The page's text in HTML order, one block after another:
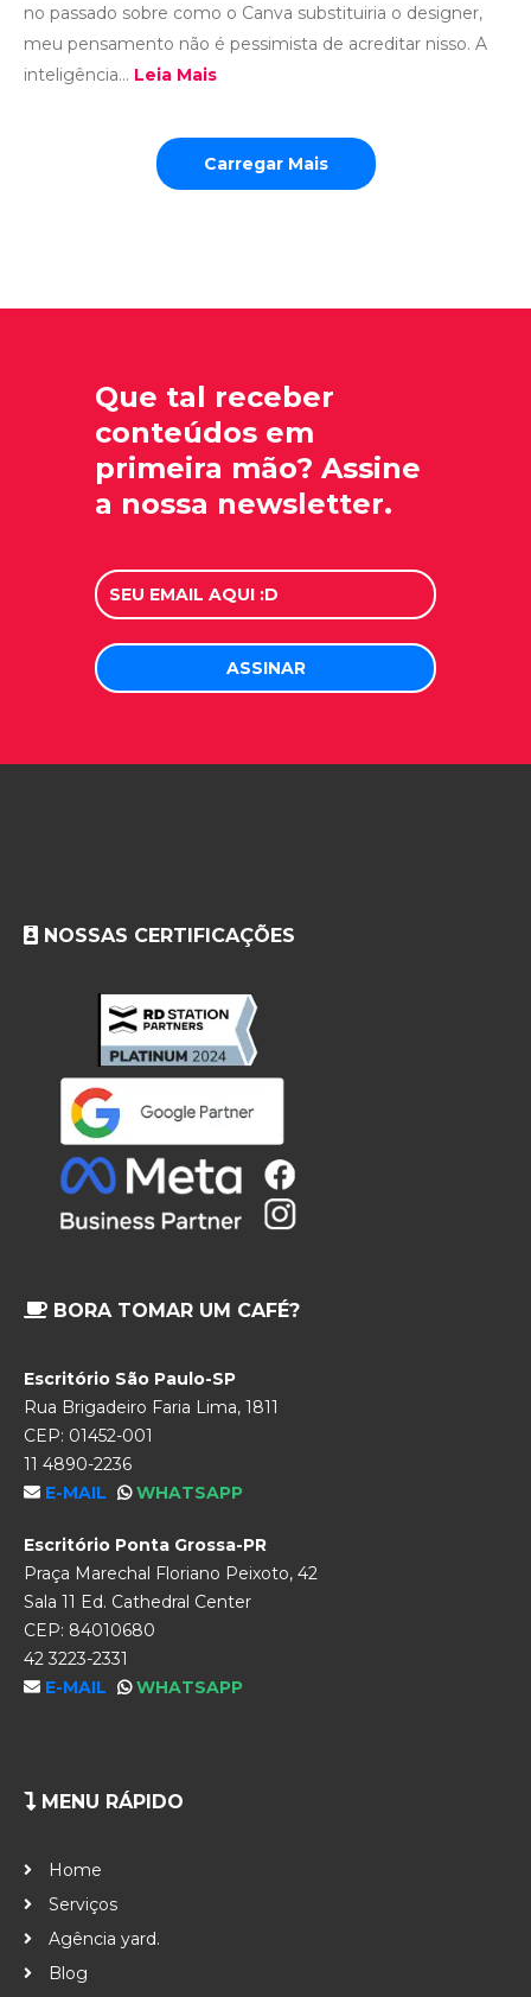
no passado sobre como o Canva substituiria o designer,
meu pensamento não é pessimista de acreditar nisso. A
inteligência... Leia Mais
Carregar Mais
Que tal receber
conteúdos em
primeira mão? Assine
a nossa newsletter.
NOSSAS CERTIFICAÇÕES
BORA TOMAR UM CAFÉ?
Escritório São Paulo-SP
Rua Brigadeiro Faria Lima, 1811
CEP: 01452-001
11 4890-2236
E-MAIL
WHATSAPP
Escritório Ponta Grossa-PR
Praça Marechal Floriano Peixoto, 42
Sala 11 Ed. Cathedral Center
CEP: 84010680
42 3223-2331
E-MAIL
WHATSAPP
MENU RÁPIDO
Home
Serviços
Agência yard.
Blog